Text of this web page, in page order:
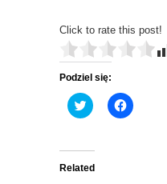
Click to rate this post!
Podziel się:
C
l
t
o
s
C
l
Related